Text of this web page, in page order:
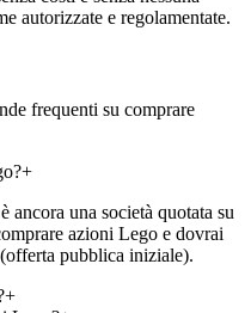
autorizzate e regolamentate.
frequenti su comprare
+
ancora una società quotata su
azioni Lego e dovrai
pubblica iniziale).
+